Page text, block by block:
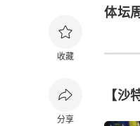
收藏
分享
体坛
【